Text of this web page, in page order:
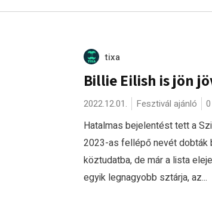
tixa
Billie Eilish is jön
2022.12.01. Fesztivál ajánló
Hatalmas bejelentést tett a
2023-as fellépő nevét dobták
köztudatba, de már a lista
egyik legnagyobb sztárja, az...